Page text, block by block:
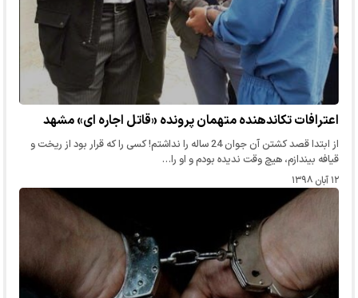
اعترافات تکاندهنده متهمان پرونده «قاتل اجاره ای» مشهد
از ابتدا قصد کشتن آن جوان 24 ساله را نداشتم! کسی را که قرار بود از ریخت و
قیافه بیندازم، هیچ وقت ندیده بودم و او را…
۱۲ آبان ۱۳۹۸